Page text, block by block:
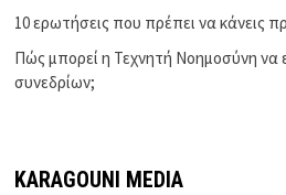
10 ερωτήσεις που πρέπει να κάνεις
Πώς μπορεί η Τεχνητή Νοημοσύνη να
συνεδρίων;
KARAGOUNI MEDIA